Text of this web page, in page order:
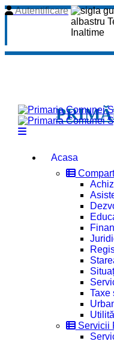
Autentificare
Acasa
Taxe
Servicii